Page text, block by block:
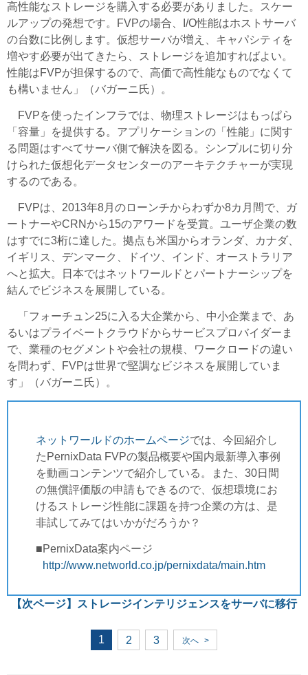
高性能なストレージを購入する必要がありました。スケー
ルアップの発想です。FVPの場合、I/O性能はホストサーバ
の台数に比例します。仮想サーバが増え、キャパシティを
増やす必要が出てきたら、ストレージを追加すればよい。
性能はFVPが担保するので、高価で高性能なものでなくて
も構いません」（バガーニ氏）。
FVPを使ったインフラでは、物理ストレージはもっぱら
「容量」を提供する。アプリケーションの「性能」に関す
る問題はすべてサーバ側で解決を図る。シンプルに切り分
けられた仮想化データセンターのアーキテクチャーが実現
するのである。
FVPは、2013年8月のローンチからわずか8カ月間で、ガ
ートナーやCRNから15のアワードを受賞。ユーザ企業の数
はすでに3桁に達した。拠点も米国からオランダ、カナダ、
イギリス、デンマーク、ドイツ、インド、オーストラリア
へと拡大。日本ではネットワールドとパートナーシップを
結んでビジネスを展開している。
「フォーチュン25に入る大企業から、中小企業まで、あ
るいはプライベートクラウドからサービスプロバイダーま
で、業種のセグメントや会社の規模、ワークロードの違い
を問わず、FVPは世界で堅調なビジネスを展開していま
す」（バガーニ氏）。
ネットワールドのホームページでは、今回紹介し
たPernixData FVPの製品概要や国内最新導入事例
を動画コンテンツで紹介している。また、30日間
の無償評価版の申請もできるので、仮想環境にお
けるストレージ性能に課題を持つ企業の方は、是
非試してみてはいかがだろうか？
■PernixData案内ページ
http://www.networld.co.jp/pernixdata/main.htm
【次ページ】 ストレージインテリジェンスをサーバに移行
1 2 3 次へ >